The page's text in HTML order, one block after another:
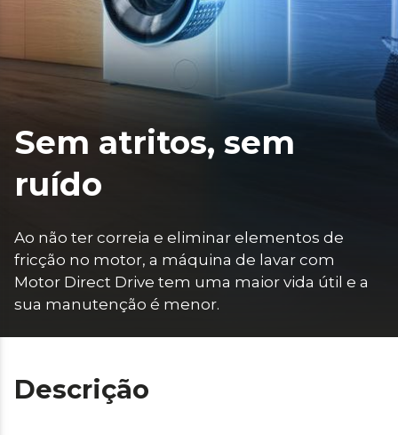
Sem atritos, sem
ruído
Ao não ter correia e eliminar elementos de
fricção no motor, a máquina de lavar com
Motor Direct Drive tem uma maior vida útil e a
sua manutenção é menor.
Descrição